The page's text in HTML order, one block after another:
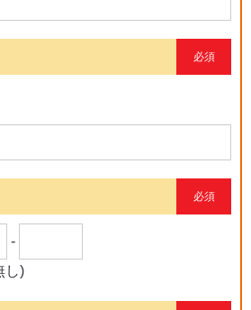
必須
必須
-
し)